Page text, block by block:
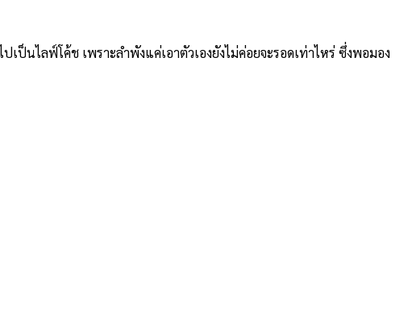
เป็นไลฟ์โค้ช เพราะลำพังแค่เอาตัวเองยังไม่ค่อยจะรอดเท่าไหร่ ซึ่งพอมอง